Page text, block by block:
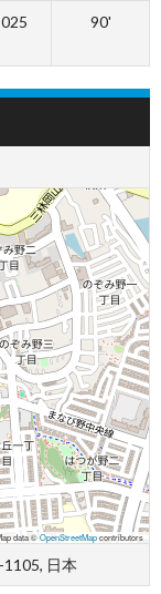
90'
data ©OpenStreetMapcontributors
日本